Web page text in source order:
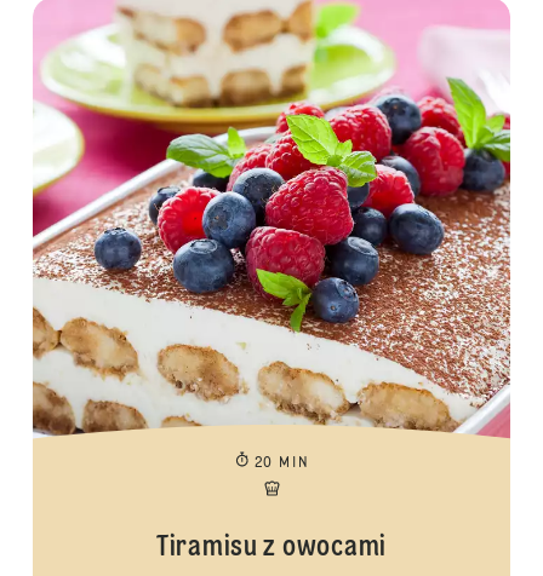
20 MIN
Tiramisu z owocami